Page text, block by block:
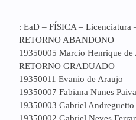
: EaD – FÍSICA – Licenciatura
RETORNO ABANDONO
19350005 Marcio Henrique de
RETORNO GRADUADO
19350011 Evanio de Araujo
19350007 Fabiana Nunes
19350003 Gabriel